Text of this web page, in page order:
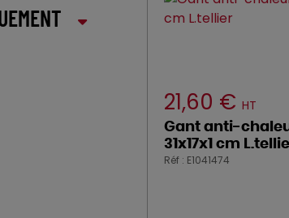
21,60 € HT
Gant anti-
31x17x1 cm
Réf : E1041474